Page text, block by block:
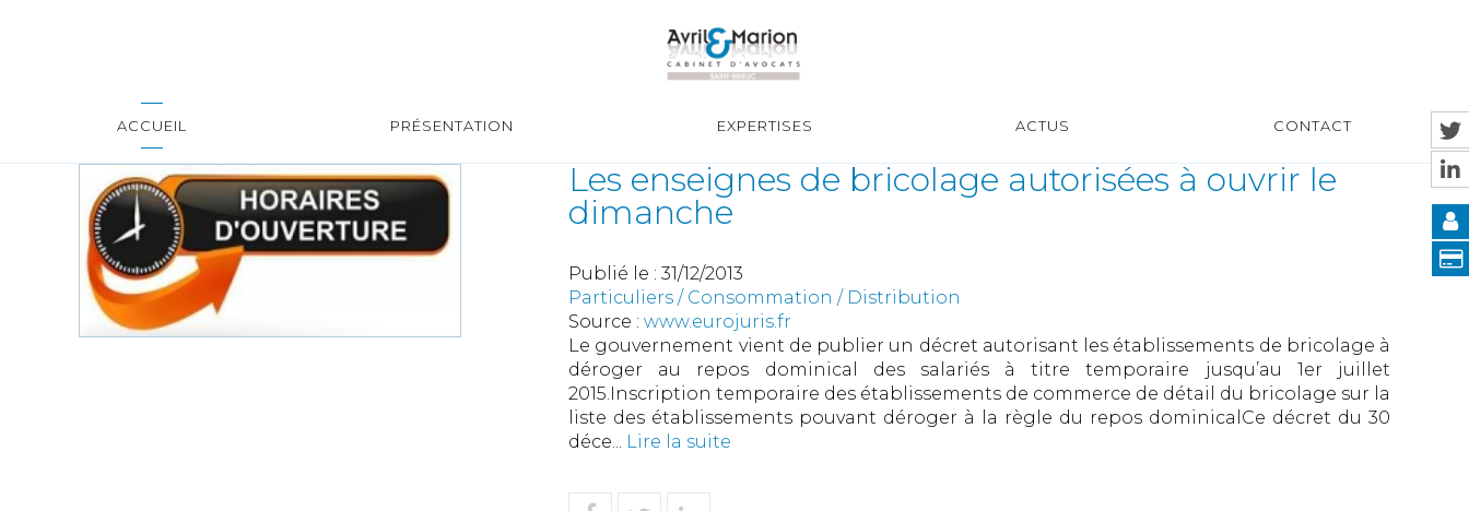
ACCUEIL PRÉSENTATION EXPERTISES ACTUS CONTACT
Les enseignes de bricolage autorisées à ouvrir le
dimanche
Publié le : 31/12/2013
Particuliers / Consommation / Distribution
Source : www.eurojuris.fr
Le gouvernement vient de publier un décret autorisant les établissements de bricolage à
déroger au repos dominical des salariés à titre temporaire jusqu’au 1er juillet
2015.Inscription temporaire des établissements de commerce de détail du bricolage sur la
liste des établissements pouvant déroger à la règle du repos dominicalCe décret du 30
déce... Lire la suite